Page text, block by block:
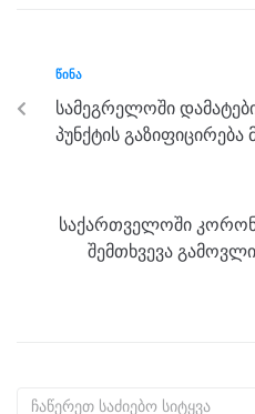
o
k
ᲬᲘᲜᲐ
სამეგრელოში
პუნქტის გაზიფიცირება
საქართველოში
შემთხვევა